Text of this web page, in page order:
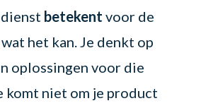
betekent voor de
het kan. Je denkt op
oplossingen voor die
komt niet om je product